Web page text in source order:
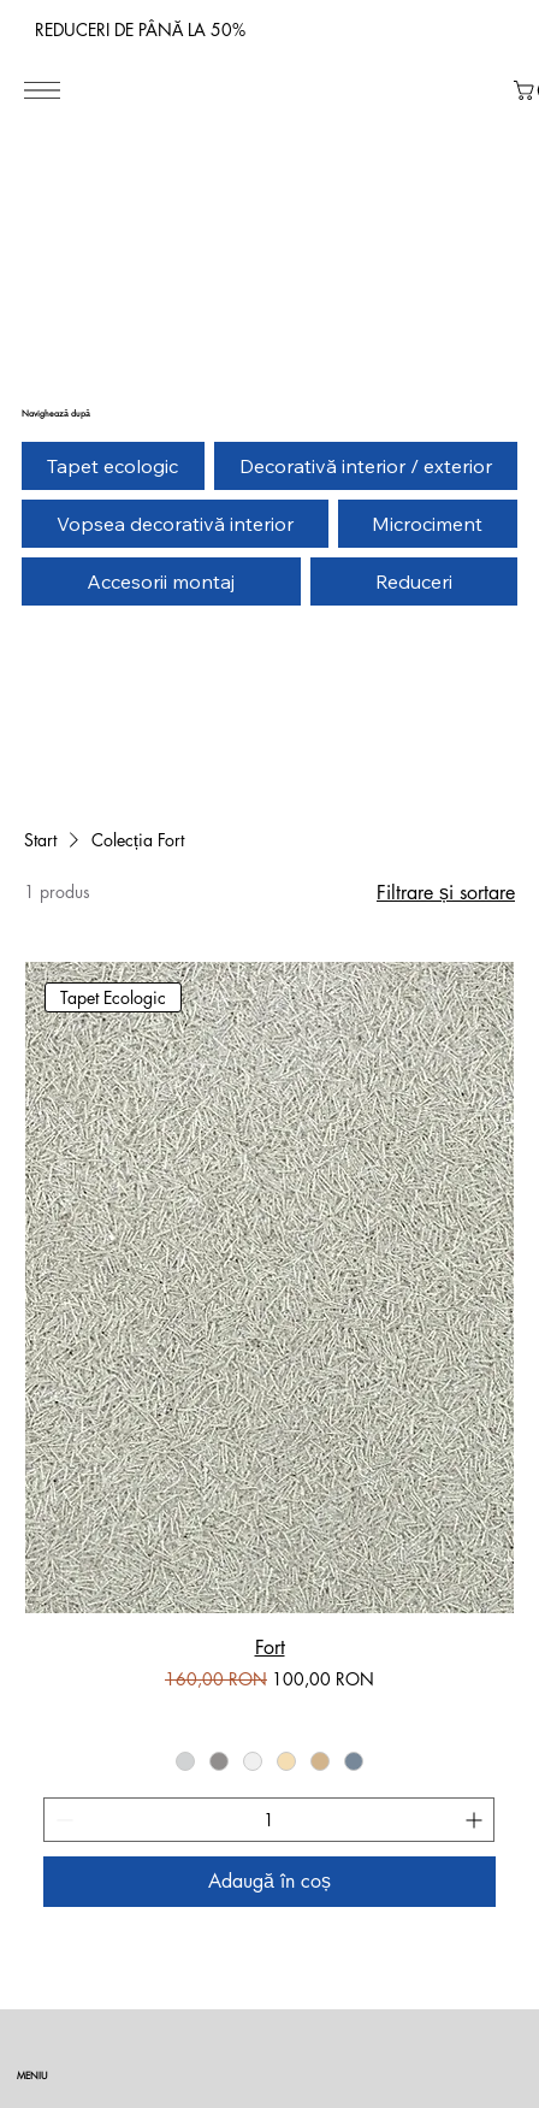
REDUCERI DE PÂNĂ LA 50%
Navighează după
Tapet ecologic Decorativă interior / exterior
Vopsea decorativă interior Microciment
Accesorii montaj Reduceri
Start Colecția Fort
1 produs Filtrare și sortare
Tapet Ecologic
Fort
Preț normal
160,00 RON Preț redus
100,00 RON
Adaugă în coș
MENIU